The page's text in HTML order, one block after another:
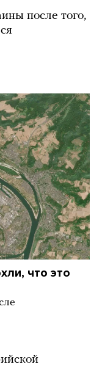
после того,
что это